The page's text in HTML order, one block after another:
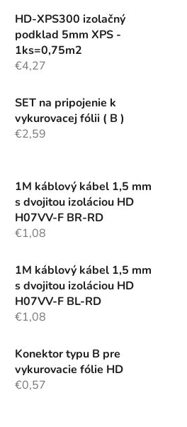
HD-XPS300 izolačný
podklad 5mm XPS -
1ks=0,75m2
€4,27
SET na pripojenie k
vykurovacej fólii ( B )
€2,59
1M káblový kábel 1,5 mm
s dvojitou izoláciou HD
H07VV-F BR-RD
€1,08
1M káblový kábel 1,5 mm
s dvojitou izoláciou HD
H07VV-F BL-RD
€1,08
Konektor typu B pre
vykurovacie fólie HD
€0,57